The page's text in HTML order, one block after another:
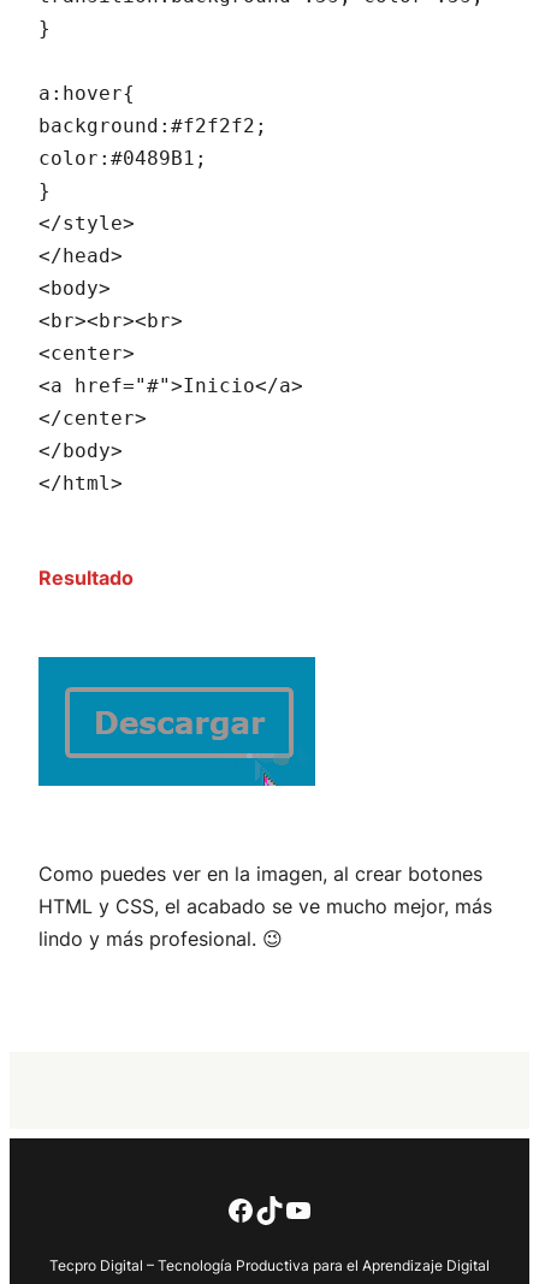
}
a:hover{
background:#f2f2f2;
color:#0489B1;
}
</style>
</head>
<body>
<br><br><br>
<center>
<a href="#">Inicio</a>
</center>
</body>
</html>
Resultado
Como puedes ver en la imagen, al crear botones
HTML y CSS, el acabado se ve mucho mejor, más
lindo y más profesional. 😉
Facebook
TikTok
YouTube
Tecpro Digital – Tecnología Productiva para el Aprendizaje Digital